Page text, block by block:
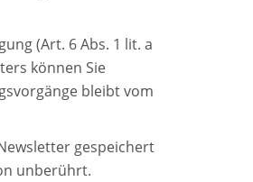
(Art. 6 Abs. 1 lit. a
können Sie
bleibt vom
gespeichert
unberührt.